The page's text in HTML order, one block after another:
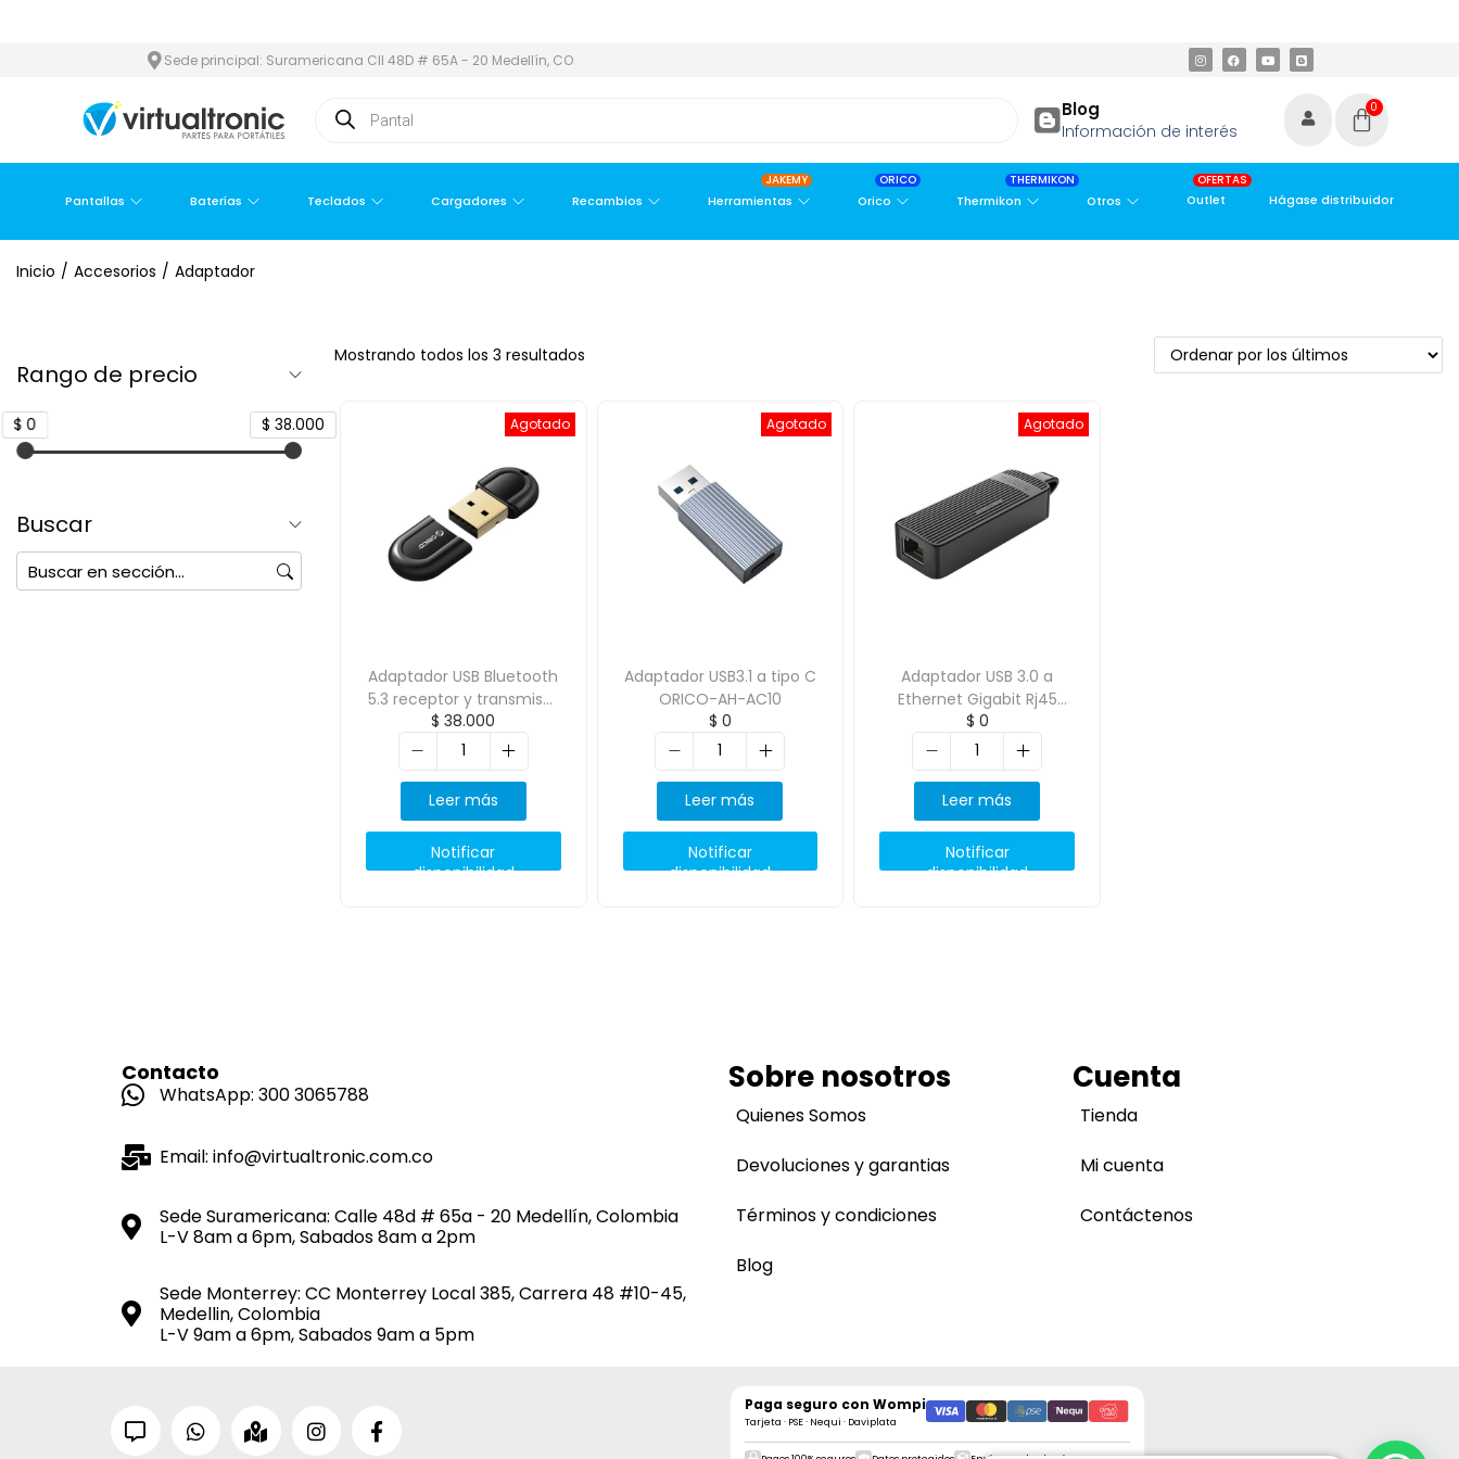
Sede principal: Suramericana Cll 48D # 65A - 20 Medellín, CO
Blog
Información de interés
0
Pantallas Baterías Teclados Cargadores Recambios Herramientas
JAKEMY
Orico
ORICO
Thermikon
THERMIKON
Otros
Outlet
OFERTAS
Hágase distribuidor
Inicio / Accesorios / Adaptador
Mostrando todos los 3 resultados
Agotado
Adaptador USB Bluetooth
5.3 receptor y transmisor
ORICO-BTA-53-BK-BP
$ 38.000
Leer más
Notificar
disponibilidad
Agotado
Adaptador USB3.1 a tipo C
ORICO-AH-AC10
$ 0
Leer más
Notificar
disponibilidad
Agotado
Adaptador USB 3.0 a
Ethernet Gigabit Rj45
ORICO-UTK-U3
$ 0
Leer más
Notificar
disponibilidad
Rango de precio
$ 0 $ 38.000
Buscar
Contacto
WhatsApp: 300 3065788
Email: info@virtualtronic.com.co
Sede Suramericana: Calle 48d # 65a - 20 Medellín, Colombia
L-V 8am a 6pm, Sabados 8am a 2pm
Sede Monterrey: CC Monterrey Local 385, Carrera 48 #10-45,
Medellin, Colombia
L-V 9am a 6pm, Sabados 9am a 5pm
Sobre nosotros
Quienes Somos
Devoluciones y garantias
Términos y condiciones
Blog
Cuenta
Tienda
Mi cuenta
Contáctenos
Paga seguro con Wompi
Tarjeta · PSE · Nequi · Daviplata